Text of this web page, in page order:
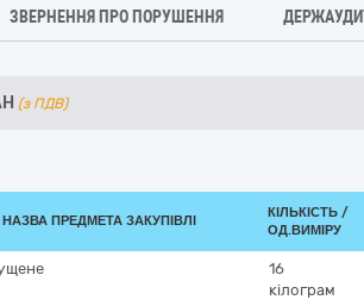
ЗВЕРНЕННЯ ПРО ПОРУШЕННЯ
(з ПДВ)
ПРЕДМЕТА ЗАКУПІВЛІ
КІЛЬКІСТЬ /
ОД.ВИМІРУ
16
кілограм